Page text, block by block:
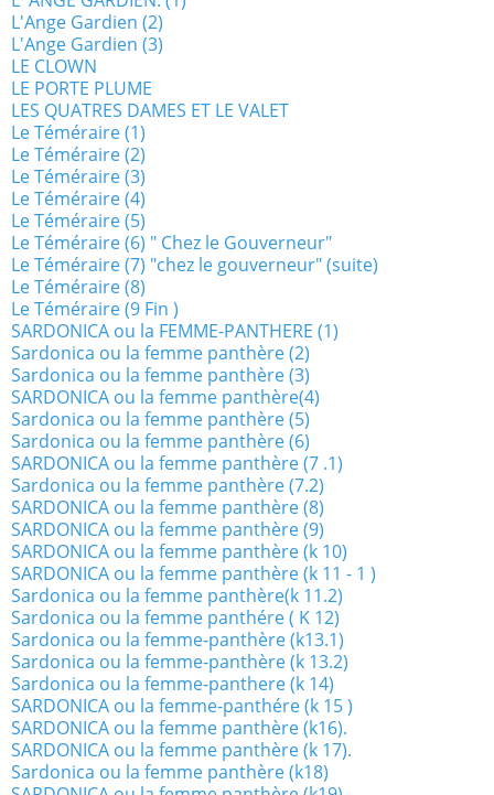
L'Ange Gardien (2)
L'Ange Gardien (3)
LE CLOWN
LE PORTE PLUME
LES QUATRES DAMES ET LE VALET
Le Téméraire (1)
Le Téméraire (2)
Le Téméraire (3)
Le Téméraire (4)
Le Téméraire (5)
Le Téméraire (6) " Chez le Gouverneur"
Le Téméraire (7) "chez le gouverneur" (suite)
Le Téméraire (8)
Le Téméraire (9 Fin )
SARDONICA ou la FEMME-PANTHERE (1)
Sardonica ou la femme panthère (2)
Sardonica ou la femme panthère (3)
SARDONICA ou la femme panthère(4)
Sardonica ou la femme panthère (5)
Sardonica ou la femme panthère (6)
SARDONICA ou la femme panthère (7 .1)
Sardonica ou la femme panthère (7.2)
SARDONICA ou la femme panthère (8)
SARDONICA ou la femme panthère (9)
SARDONICA ou la femme panthère (k 10)
SARDONICA ou la femme panthère (k 11 - 1 )
Sardonica ou la femme panthère(k 11.2)
Sardonica ou la femme panthére ( K 12)
Sardonica ou la femme-panthère (k13.1)
Sardonica ou la femme-panthère (k 13.2)
Sardonica ou la femme-panthere (k 14)
SARDONICA ou la femme-panthére (k 15 )
SARDONICA ou la femme panthère (k16).
SARDONICA ou la femme panthère (k 17).
Sardonica ou la femme panthère (k18)